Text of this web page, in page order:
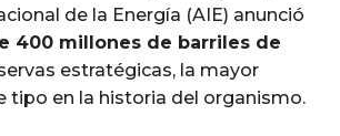
de la Energía (AIE) anunció
400 millones de barriles de
estratégicas, la mayor
tipo en la historia del organismo.